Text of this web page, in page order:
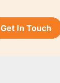
Get In Touch